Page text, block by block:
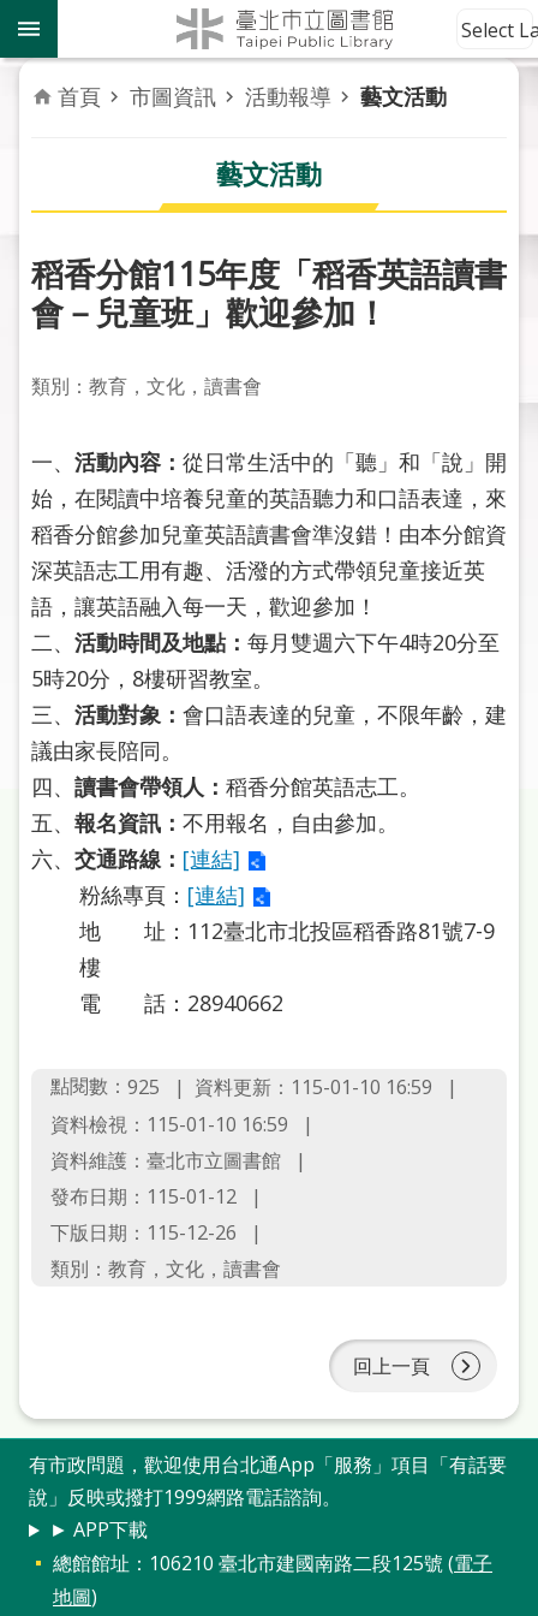
跳到主要內容區塊
到
館
資
訊
者
務
活
報
導
關
於
市
圖
線
上
申
請
常
見
問
答
版
常
見
問
Select
首頁 市圖資訊 活動報導 藝文活動
藝文活動
稻香分館115年度「稻香英語讀書
會－兒童班」歡迎參加！
類別：教育，文化，讀書會
一、 活動內容： 從日常生活中的「聽」和「說」開
始，在閱讀中培養兒童的英語聽力和口語表達，來
稻香分館參加兒童英語讀書會準沒錯！由本分館資
深英語志工用有趣、活潑的方式帶領兒童接近英
語，讓英語融入每一天，歡迎參加！
二、 活動時間及地點： 每月雙週六下午4時20分至
5時20分，8樓研習教室。
三、 活動對象： 會口語表達的兒童，不限年齡，建
議由家長陪同。
四、 讀書會帶領人： 稻香分館英語志工。
五、 報名資訊： 不用報名，自由參加。
六、 交通路線： [連結]
粉絲專頁： [連結]
地 址：112臺北市北投區稻香路81號7-9
樓
電 話：28940662
點閱數： 925
資料更新：115-01-10 16:59
資料檢視：115-01-10 16:59
資料維護：臺北市立圖書館
發布日期：115-01-12
下版日期：115-12-26
類別：教育，文化，讀書會
回上一頁
有市政問題，歡迎使用台北通App「服務」項目「有話要
說」反映或撥打1999網路電話諮詢。
► APP下載
總館館址：106210 臺北市建國南路二段125號 (電子
地圖)